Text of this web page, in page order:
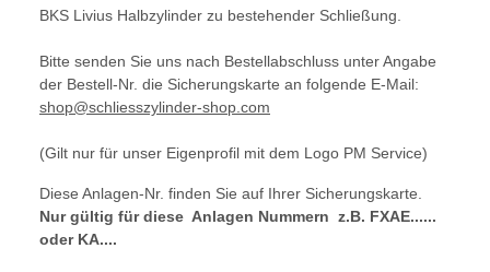
BKS Livius Halbzylinder zu bestehender Schließung.
Bitte senden Sie uns nach Bestellabschluss unter Angabe
der Bestell-Nr. die Sicherungskarte an folgende E-Mail:
shop@schliesszylinder-shop.com
(Gilt nur für unser Eigenprofil mit dem Logo PM Service)
Diese Anlagen-Nr. finden Sie auf Ihrer Sicherungskarte.
Nur gültig für diese Anlagen Nummern z.B. FXAE......
oder KA....